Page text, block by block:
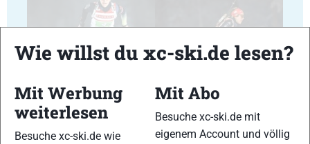
Wie willst du xc-ski.de lesen?
Mit Werbung
weiterlesen
Besuche xc-ski.de wie
Mit Abo
Besuche xc-ski.de mit
eigenem Account und völlig